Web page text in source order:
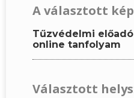
A választott
Tűzvédelmi
online tanfolyam
Választott